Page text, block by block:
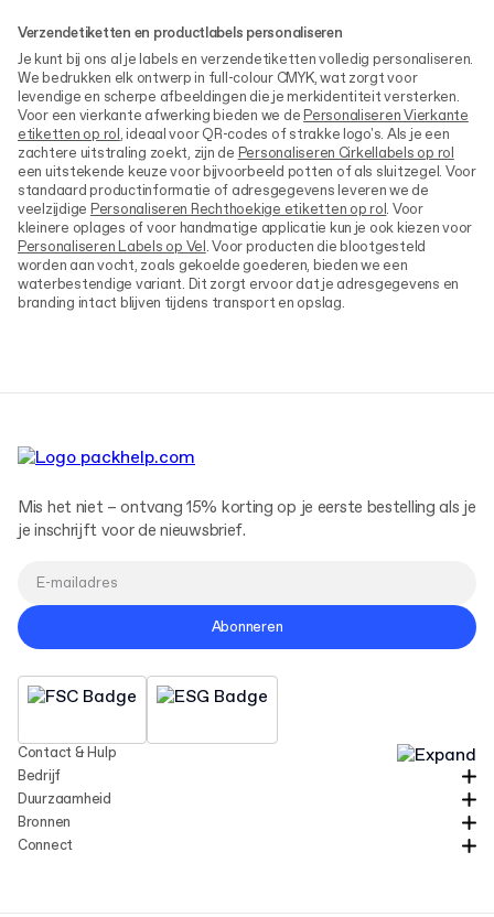
Verzendetiketten en productlabels personaliseren
Je kunt bij ons al je labels en verzendetiketten volledig personaliseren.
We bedrukken elk ontwerp in full-colour CMYK, wat zorgt voor
levendige en scherpe afbeeldingen die je merkidentiteit versterken.
Voor een vierkante afwerking bieden we dePersonaliseren Vierkante
etiketten op rol, ideaal voor QR-codes of strakke logo's. Als je een
zachtere uitstraling zoekt, zijn de Personaliseren Cirkellabels op rol
een uitstekende keuze voor bijvoorbeeld potten of als sluitzegel. Voor
standaard productinformatie of adresgegevens leveren we de
veelzijdige Personaliseren Rechthoekige etiketten op rol. Voor
kleinere oplages of voor handmatige applicatie kun je ook kiezen voor
Personaliseren Labels op Vel. Voor producten die blootgesteld
worden aan vocht, zoals gekoelde goederen, bieden we een
waterbestendige variant. Dit zorgt ervoor dat je adresgegevens en
branding intact blijven tijdens transport en opslag.
Contact & Hulp
Bedrijf
Duurzaamheid
Bronnen
Connect
Mis het niet – ontvang 15% korting op je eerste bestelling als je
je inschrijft voor de nieuwsbrief.
Abonneren